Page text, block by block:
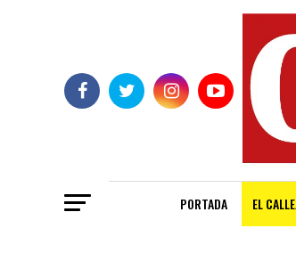
PORTADA EL